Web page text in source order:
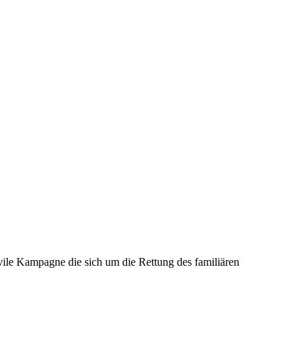
Kampagne die sich um die Rettung des familiären